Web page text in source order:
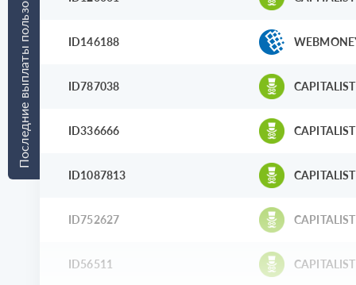
Последние выплаты пользователям ID146188
ID787038 CAPITALIST
ID336666 CAPITALIST
ID1087813 CAPITALIST
ID752627 CAPITALIST
ID56511 CAPITALIST